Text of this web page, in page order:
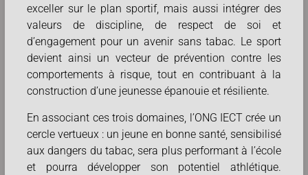
exceller sur le plan sportif, mais aussi intégrer des
valeurs de discipline, de respect de soi et
d’engagement pour un avenir sans tabac. Le sport
devient ainsi un vecteur de prévention contre les
comportements à risque, tout en contribuant à la
construction d’une jeunesse épanouie et résiliente.
En associant ces trois domaines, l’ONG IECT crée un
cercle vertueux : un jeune en bonne santé, sensibilisé
aux dangers du tabac, sera plus performant à l’école
et pourra développer son potentiel athlétique.